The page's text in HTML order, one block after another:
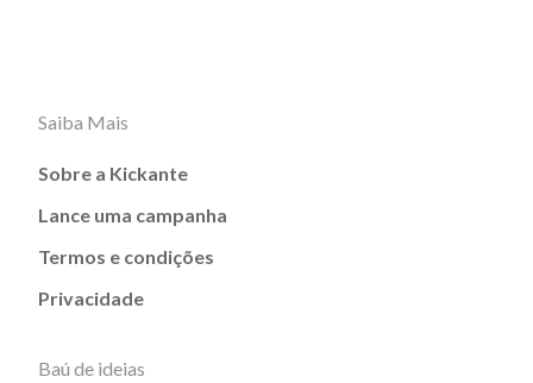
Saiba Mais
Sobre a Kickante
Lance uma campanha
Termos e condições
Privacidade
Baú de ideias